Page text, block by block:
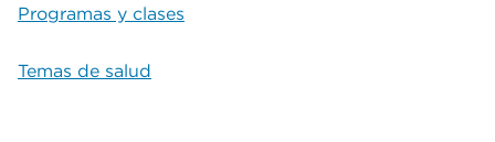
Programas y clases
Temas de salud